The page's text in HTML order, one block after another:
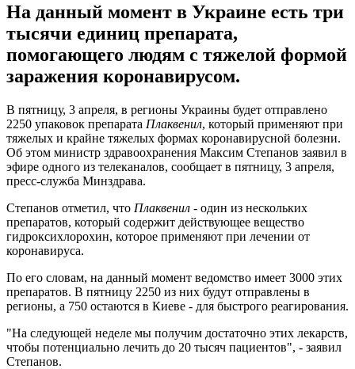
На данный момент в Украине есть три
тысячи единиц препарата,
помогающего людям с тяжелой формой
заражения коронавирусом.
В пятницу, 3 апреля, в регионы Украины будет отправлено
2250 упаковок препарата Плаквенил, который применяют при
тяжелых и крайне тяжелых формах коронавирусной болезни.
Об этом министр здравоохранения Максим Степанов заявил в
эфире одного из телеканалов, сообщает в пятницу, 3 апреля,
пресс-служба Минздрава.
Степанов отметил, что Плаквенил - один из нескольких
препаратов, который содержит действующее вещество
гидроксихлорохин, которое применяют при лечении от
коронавируса.
По его словам, на данный момент ведомство имеет 3000 этих
препаратов. В пятницу 2250 из них будут отправлены в
регионы, а 750 остаются в Киеве - для быстрого реагирования.
"На следующей неделе мы получим достаточно этих лекарств,
чтобы потенциально лечить до 20 тысяч пациентов", - заявил
Степанов.